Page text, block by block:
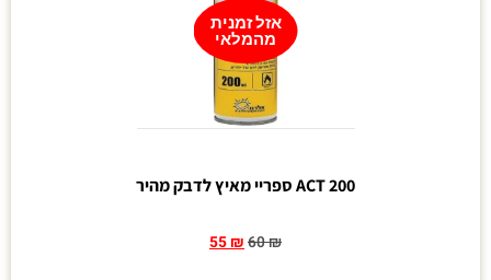
אזל זמנית
מהמלאי
ACT 200 ספריי מאיץ לדבק מהיר
60₪
55₪